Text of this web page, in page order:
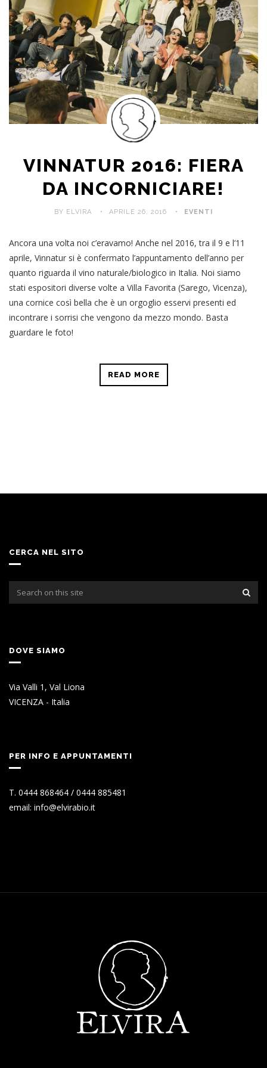
VINNATUR 2016: FIERA
DA INCORNICIARE!
BY ELVIRA APRILE 26, 2016 EVENTI
Ancora una volta noi c’eravamo! Anche nel 2016, tra il 9 e l’11
aprile, Vinnatur si è confermato l’appuntamento dell’anno per
quanto riguarda il vino naturale/biologico in Italia. Noi siamo
stati espositori diverse volte a Villa Favorita (Sarego, Vicenza),
una cornice così bella che è un orgoglio esservi presenti ed
incontrare i sorrisi che vengono da mezzo mondo. Basta
guardare le foto!
READ MORE
CERCA NEL SITO
DOVE SIAMO
Via Valli 1, Val Liona
VICENZA - Italia
PER INFO E APPUNTAMENTI
T. 0444 868464 / 0444 885481
email: info@elvirabio.it